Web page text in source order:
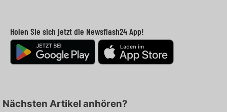
Holen Sie sich jetzt die Newsflash24 App!
Nächsten Artikel anhören?